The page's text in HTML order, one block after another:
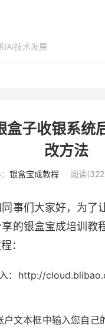
AI技术发展
盒子收银系统
改方法
银盒宝成教程 阅读
事们大家好，为了
的银盒宝成培训教
：
：http://
文本框中输入您自